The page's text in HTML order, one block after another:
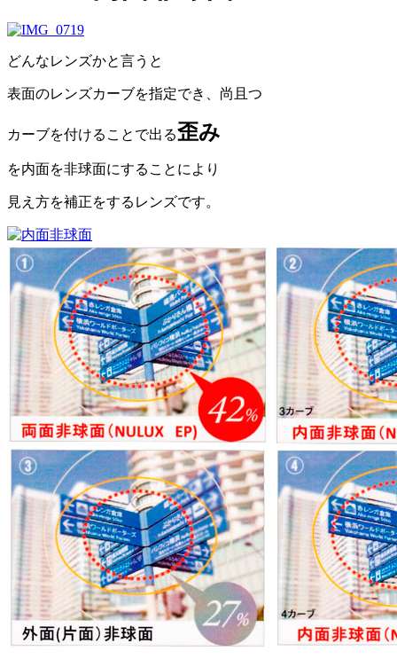
どんなレンズかと言うと
表面のレンズカーブを指定でき、尚且つ
カーブを付けることで出る歪み
を内面を非球面にすることにより
見え方を補正をするレンズです。